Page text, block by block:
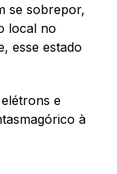
se sobrepor,
local no
esse estado
e
à